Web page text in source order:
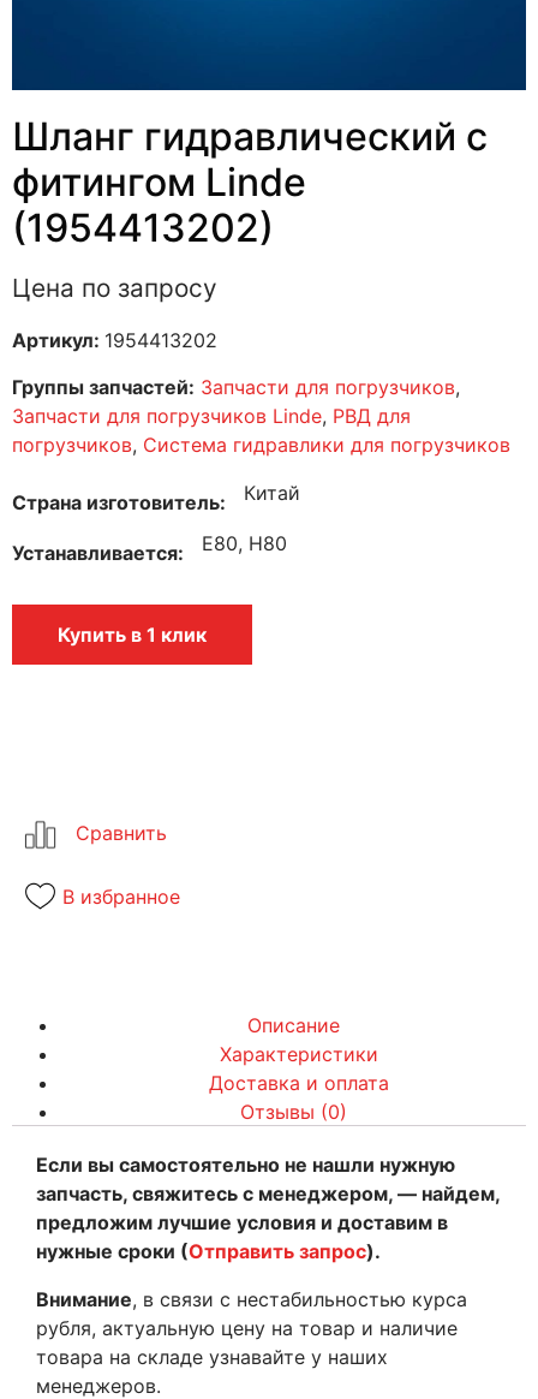
Шланг гидравлический с
фитингом Linde
(1954413202)
Цена по запросу
Артикул: 1954413202
Группы запчастей: Запчасти для погрузчиков,
Запчасти для погрузчиков Linde, РВД для
погрузчиков, Система гидравлики для погрузчиков
Страна изготовитель Китай
Устанавливается E80, H80
Купить в 1 клик
В избранное
Описание
Характеристики
Доставка и оплата
Отзывы (0)
Если вы самостоятельно не нашли нужную
запчасть, свяжитесь с менеджером, — найдем,
предложим лучшие условия и доставим в
нужные сроки (Отправить запрос).
Внимание, в связи с нестабильностью курса
рубля, актуальную цену на товар и наличие
товара на складе узнавайте у наших
менеджеров.